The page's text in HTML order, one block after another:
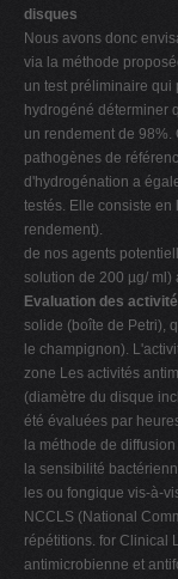
disques
Nous avons donc
via la méthode
un test préliminaire qui
hydrogéné déterminer
un rendement de
pathogènes de
d'hydrogénation a
testés. Elle consiste
rendement).
de nos agents
solution de 200 µg/ ml)
Evaluation des
solide (boîte de Petri),
le champignon).
zone Les activités
(diamètre du disque
été évaluées par
la méthode de
la sensibilité
les ou fongique vis-à-
NCCLS (National
répétitions. for Clinical
antimicrobienne et